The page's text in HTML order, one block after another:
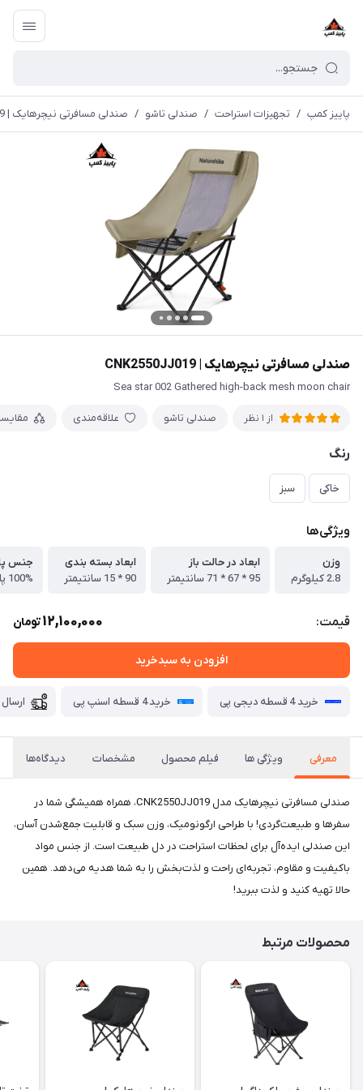
پاییز کمپ / تجهیزات استراحت / صندلی تاشو / صندلی مسافرتی نیچرهایک | CNK2550JJ019
صندلی مسافرتی نیچرهایک | CNK2550JJ019
Sea star 002 Gathered high-back mesh moon chair
از 1 نظر صندلی تاشو علاقه‌مندی
رنگ
خاکی سبز
ویژگی‌ها
وزن
2.8 کیلوگرم
ابعاد در حالت باز
95 * 67 * 71 سانتیمتر
ابعاد بسته بندی
90 * 15 سانتیمتر
جنس
100% پلی استر
قیمت: 12,100,000تومان
افزودن به سبدخرید
خرید 4 قسطه دیجی پی خرید 4 قسطه اسنپ پی
معرفی ویژگی ها فیلم محصول مشخصات دیدگاه‌ها
صندلی مسافرتی نیچرهایک مدل CNK2550JJ019، همراه همیشگی شما در
سفرها و طبیعت‌گردی! با طراحی ارگونومیک، وزن سبک و قابلیت جمع‌شدن آسان،
این صندلی ایده‌آل برای لحظات استراحت در دل طبیعت است. از جنس مواد
باکیفیت و مقاوم، تجربه‌ای راحت و لذت‌بخش را به شما هدیه می‌دهد. همین
حالا تهیه کنید و لذت ببرید!
محصولات مرتبط